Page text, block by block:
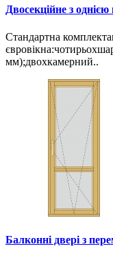
Двосекційне з
Стандартна
мм);двохкамерний..
Балконні двері з